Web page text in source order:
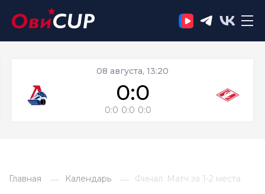
08 августа, 13:20
0:0
0:0 0:0 0:0
Главная Календарь Финал. Матч за 1-2 места